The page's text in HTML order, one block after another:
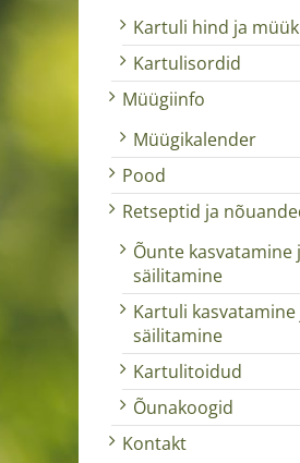
Kartuli hind ja müük
Kartulisordid
Müügiinfo
Müügikalender
Pood
Retseptid ja
Õunte kasvatamine
säilitamine
Kartuli kasvatamine
säilitamine
Kartulitoidud
Õunakoogid
Kontakt